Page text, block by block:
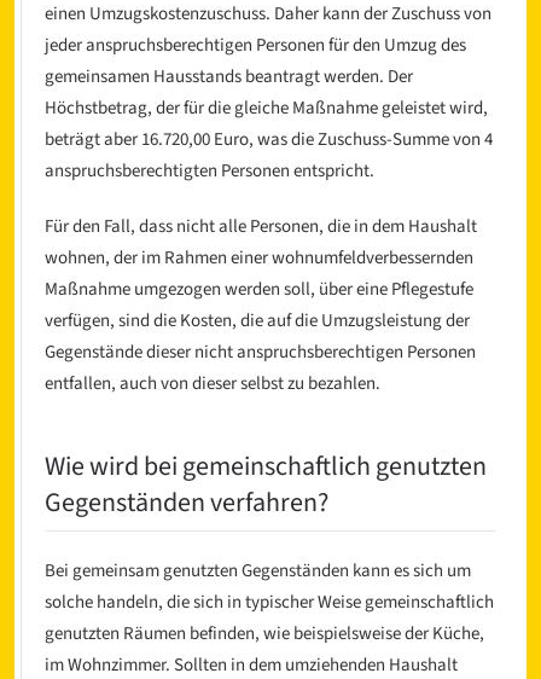
einen Umzugskostenzuschuss. Daher kann der Zuschuss von
jeder anspruchsberechtigen Personen für den Umzug des
gemeinsamen Hausstands beantragt werden. Der
Höchstbetrag, der für die gleiche Maßnahme geleistet wird,
beträgt aber 16.720,00 Euro, was die Zuschuss-Summe von 4
anspruchsberechtigten Personen entspricht.
Für den Fall, dass nicht alle Personen, die in dem Haushalt
wohnen, der im Rahmen einer wohnumfeldverbessernden
Maßnahme umgezogen werden soll, über eine Pflegestufe
verfügen, sind die Kosten, die auf die Umzugsleistung der
Gegenstände dieser nicht anspruchsberechtigen Personen
entfallen, auch von dieser selbst zu bezahlen.
Wie wird bei gemeinschaftlich genutzten
Gegenständen verfahren?
Bei gemeinsam genutzten Gegenständen kann es sich um
solche handeln, die sich in typischer Weise gemeinschaftlich
genutzten Räumen befinden, wie beispielsweise der Küche,
im Wohnzimmer. Sollten in dem umziehenden Haushalt